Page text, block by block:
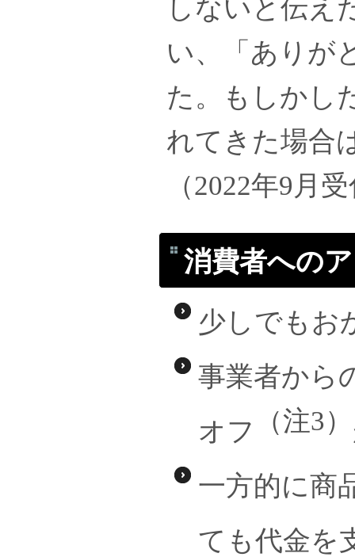
しないと伝え
い、「ありが
た。もしかし
れてきた場合
（2022年9
消費者への
少しでもお
事業者から
オフ
（注3）
一方的に商
ても代金を